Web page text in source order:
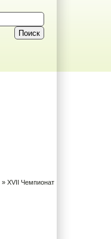
» XVII Чемпионат